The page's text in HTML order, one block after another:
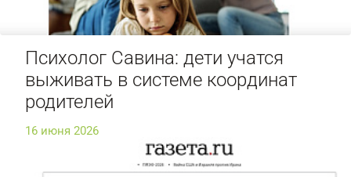
Психолог Савина: дети учатся
выживать в системе координат
родителей
16 июня 2026